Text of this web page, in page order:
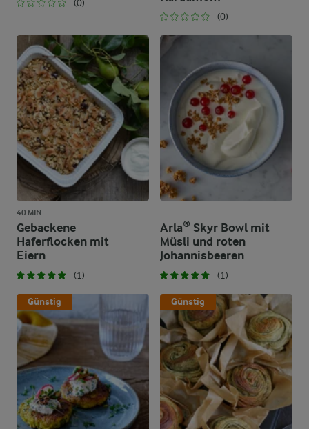
(0)
(0)
40 MIN.
Gebackene
Haferflocken mit
Eiern
(1)
Arla® Skyr Bowl mit
Müsli und roten
Johannisbeeren
(1)
Günstig Günstig